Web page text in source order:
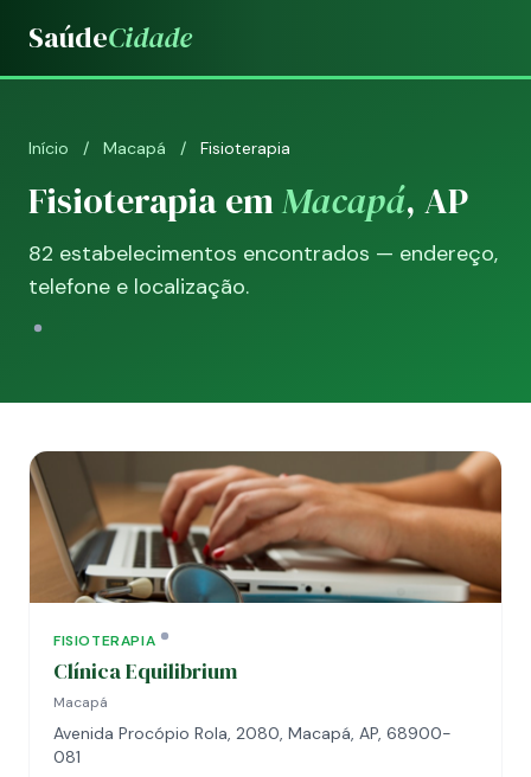
SaúdeCidade
Início / Macapá / Fisioterapia
Fisioterapia emMacapá, AP
82 estabelecimentos encontrados — endereço,
telefone e localização.
FISIOTERAPIA
Clínica Equilibrium
Macapá
Avenida Procópio Rola, 2080, Macapá, AP, 68900-
081